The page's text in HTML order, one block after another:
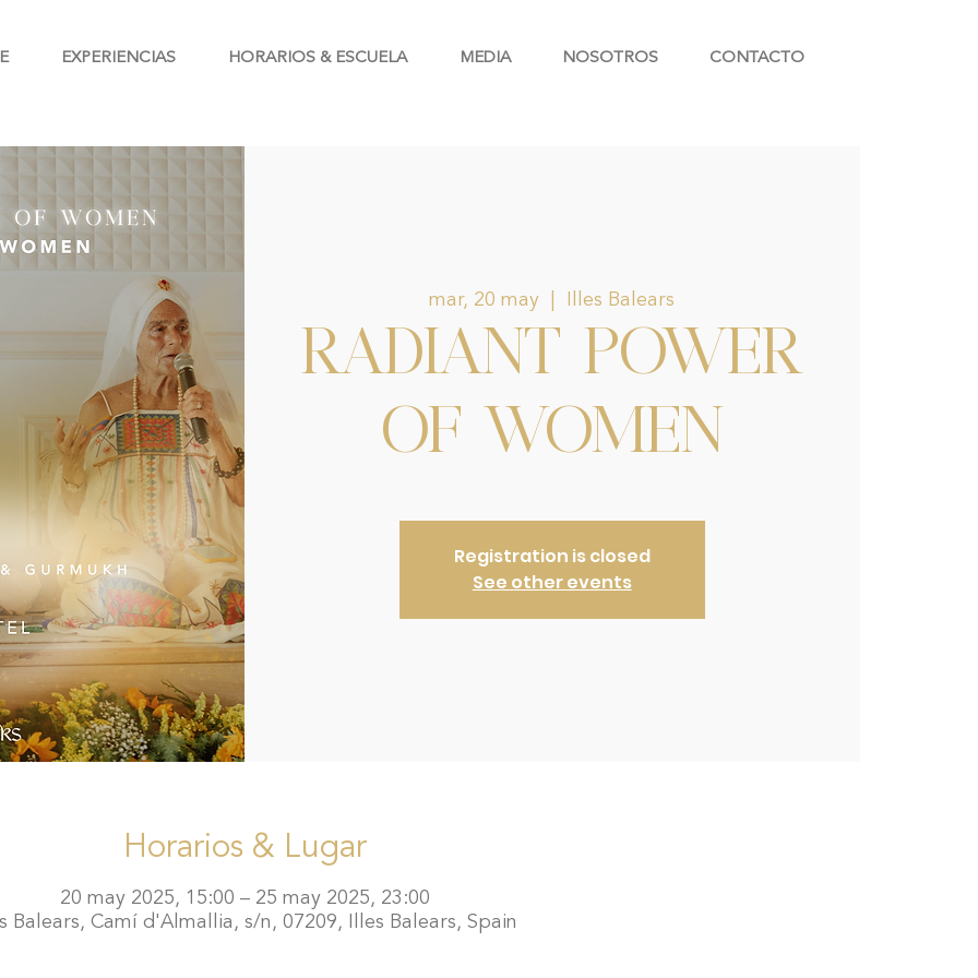
EXPERIENCIAS HORARIOS & ESCUELA MEDIA NOSOTROS CONTACTO
mar, 20 may Illes Balears
RADIANT POWER
OF WOMEN
Registration is closed
See other events
Horarios & Lugar
20 may 2025, 15:00 – 25 may 2025, 23:00
Balears, Camí d'Almallia, s/n, 07209, Illes Balears, Spain